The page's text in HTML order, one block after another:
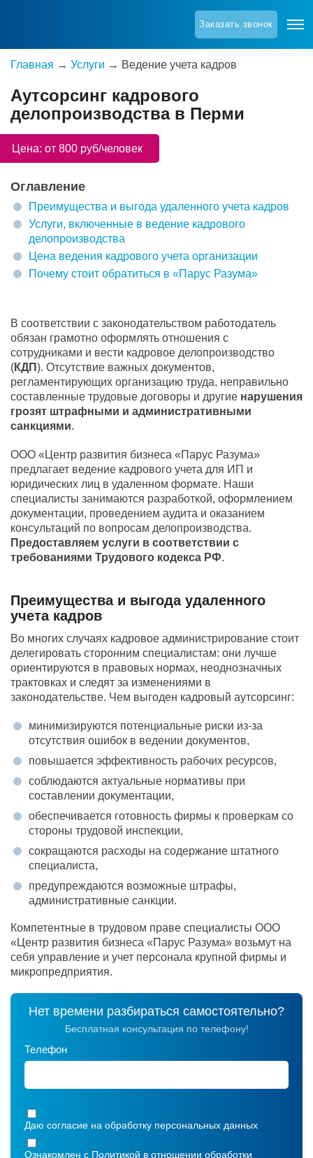
Заказать звонок
Главная → Услуги → Ведение учета кадров
Аутсорсинг кадрового
делопроизводства в Перми
Цена: от 800 руб/человек
Оглавление
Преимущества и выгода удаленного учета кадров
Услуги, включенные в ведение кадрового
делопроизводства
Цена ведения кадрового учета организации
Почему стоит обратиться в «Парус Разума»
В соответствии с законодательством работодатель
обязан грамотно оформлять отношения с
сотрудниками и вести кадровое делопроизводство
(КДП). Отсутствие важных документов,
регламентирующих организацию труда, неправильно
составленные трудовые договоры и другие нарушения
грозят штрафными и административными
санкциями.
ООО «Центр развития бизнеса «Парус Разума»
предлагает ведение кадрового учета для ИП и
юридических лиц в удаленном формате. Наши
специалисты занимаются разработкой, оформлением
документации, проведением аудита и оказанием
консультаций по вопросам делопроизводства.
Предоставляем услуги в соответствии с
требованиями Трудового кодекса РФ.
Преимущества и выгода удаленного
учета кадров
Во многих случаях кадровое администрирование стоит
делегировать сторонним специалистам: они лучше
ориентируются в правовых нормах, неоднозначных
трактовках и следят за изменениями в
законодательстве. Чем выгоден кадровый аутсорсинг:
минимизируются потенциальные риски из-за
отсутствия ошибок в ведении документов,
повышается эффективность рабочих ресурсов,
соблюдаются актуальные нормативы при
составлении документации,
обеспечивается готовность фирмы к проверкам со
стороны трудовой инспекции,
сокращаются расходы на содержание штатного
специалиста,
предупреждаются возможные штрафы,
административные санкции.
Компетентные в трудовом праве специалисты ООО
«Центр развития бизнеса «Парус Разума» возьмут на
себя управление и учет персонала крупной фирмы и
микропредприятия.
Нет времени разбираться самостоятельно?
Бесплатная консультация по телефону!
Телефон
Даю согласие на обработку персональных данных
Ознакомлен с Политикой в отношении обработки